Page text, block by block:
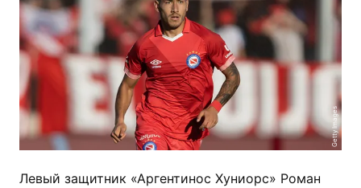
Getty Images
Левый защитник «Аргентинос Хуниорс» Роман